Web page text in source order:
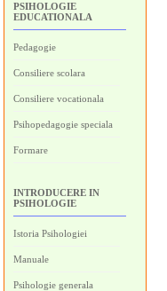
PSIHOLOGIE
EDUCATIONALA
Pedagogie
Consiliere scolara
Consiliere vocationala
Psihopedagogie speciala
Formare
INTRODUCERE IN
PSIHOLOGIE
Istoria Psihologiei
Manuale
Psihologie generala